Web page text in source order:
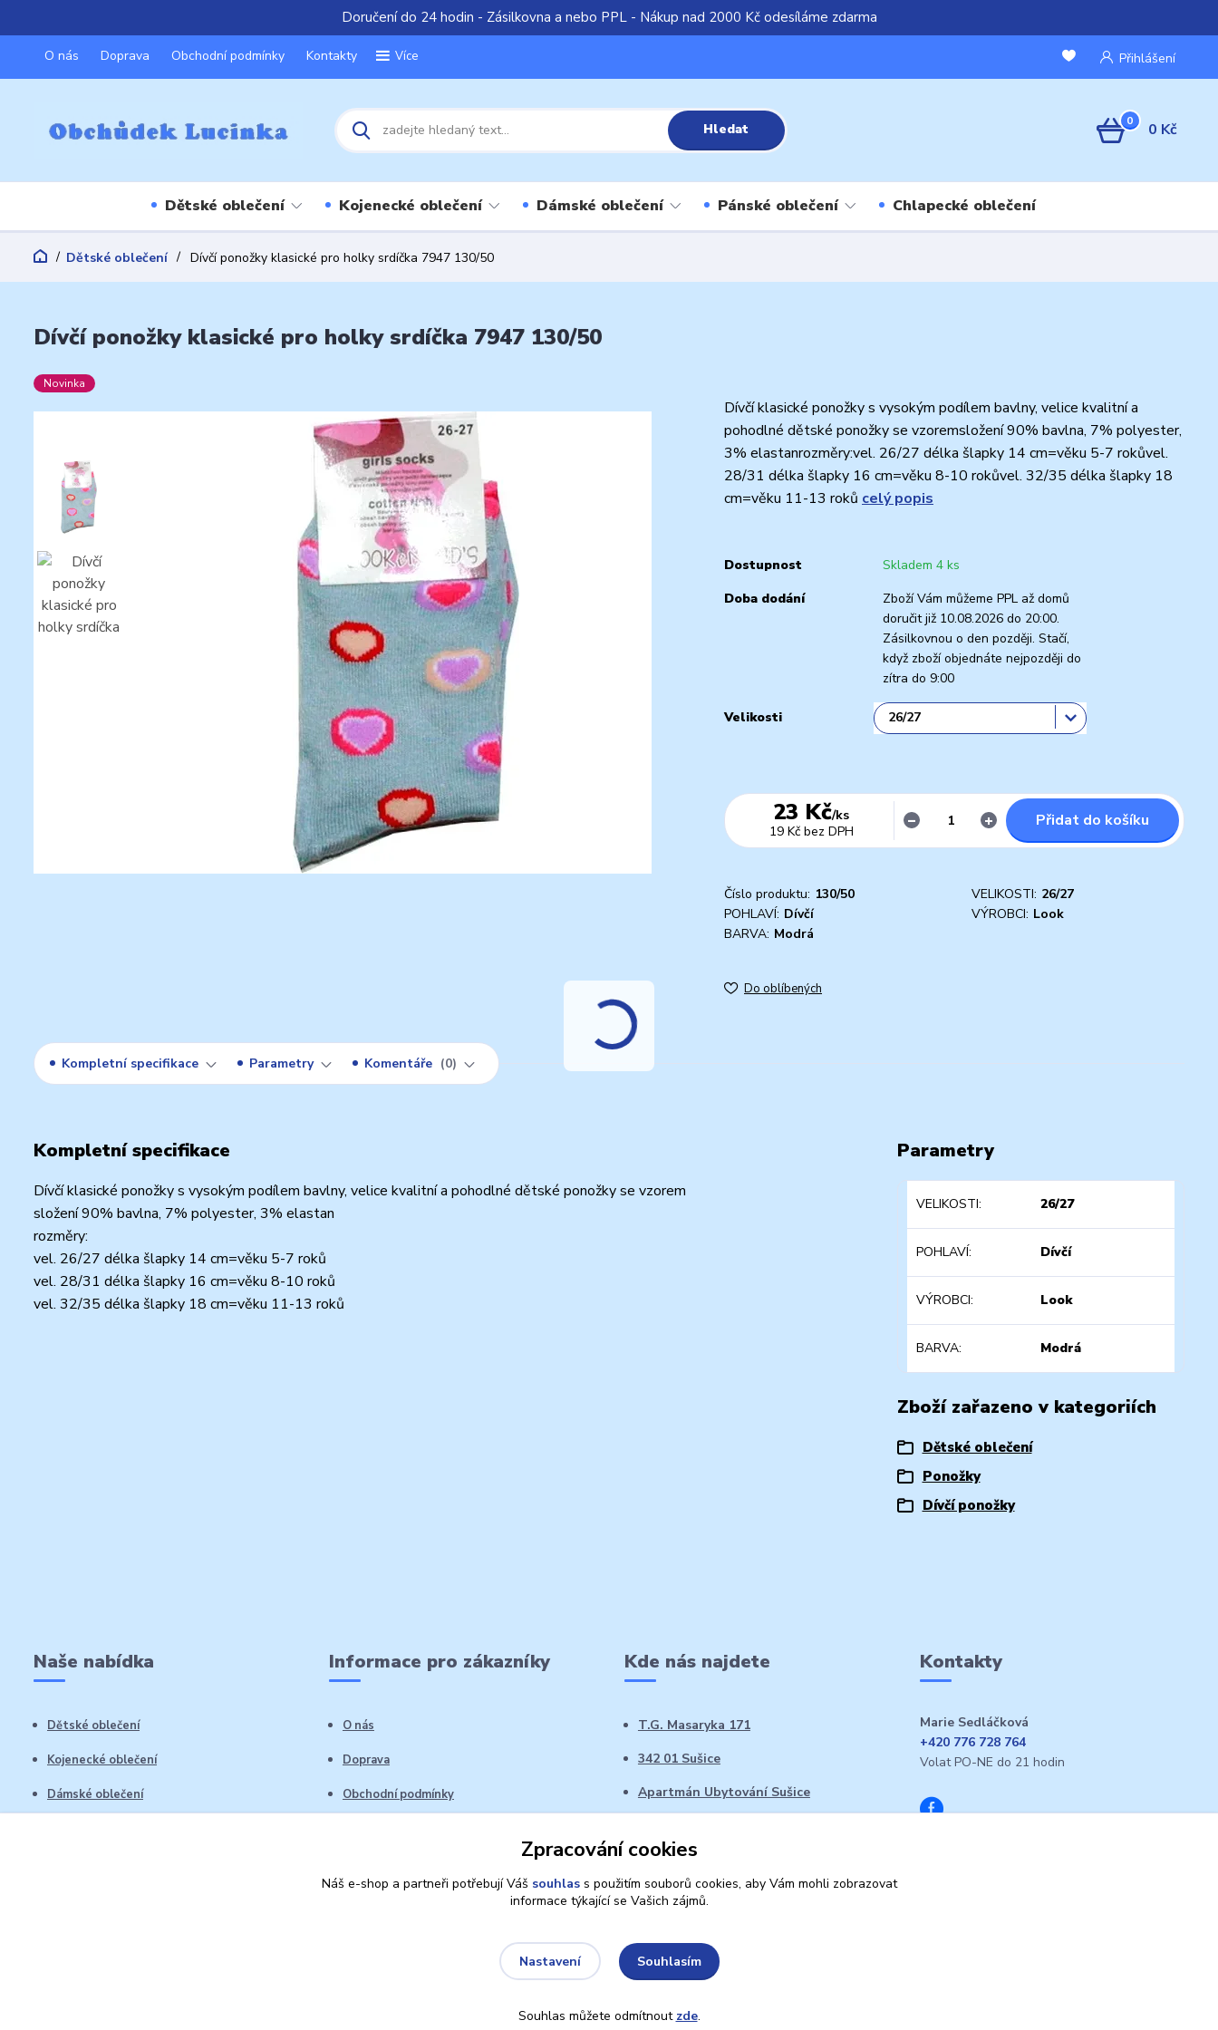
Doručení do 24 hodin - Zásilkovna a nebo PPL - Nákup nad 2000 Kč odesíláme zdarma
O nás Doprava Obchodní podmínky Kontakty Více Přihlášení
Hledat 0 0 Kč
Dětské oblečení Kojenecké oblečení Dámské oblečení Pánské oblečení Chlapecké oblečení
Dětské oblečení Dívčí ponožky klasické pro holky srdíčka 7947 130/50
Dívčí ponožky klasické pro holky srdíčka 7947 130/50
Novinka
Dívčí klasické ponožky s vysokým podílem bavlny, velice kvalitní a
pohodlné dětské ponožky se vzoremsložení 90% bavlna, 7% polyester,
3% elastanrozměry:vel. 26/27 délka šlapky 14 cm=věku 5-7 rokůvel.
28/31 délka šlapky 16 cm=věku 8-10 rokůvel. 32/35 délka šlapky 18
cm=věku 11-13 roků celý popis
Dostupnost
Skladem 4 ks
Doba dodání
Zboží Vám můžeme PPL až domů
doručit již 10.08.2026 do 20:00.
Zásilkovnou o den později. Stačí,
když zboží objednáte nejpozději do
zítra do 9:00
Velikosti
23 Kč/ks
19 Kč bez DPH
Přidat do košíku
Číslo produktu: 130/50 VELIKOSTI: 26/27
POHLAVÍ: Dívčí VÝROBCI: Look
BARVA: Modrá
Do oblíbených
Kompletní specifikace Parametry Komentáře 0
Kompletní specifikace
Dívčí klasické ponožky s vysokým podílem bavlny, velice kvalitní a pohodlné dětské ponožky se vzorem
složení 90% bavlna, 7% polyester, 3% elastan
rozměry:
vel. 26/27 délka šlapky 14 cm=věku 5-7 roků
vel. 28/31 délka šlapky 16 cm=věku 8-10 roků
vel. 32/35 délka šlapky 18 cm=věku 11-13 roků
Parametry
VELIKOSTI 26/27
POHLAVÍ Dívčí
VÝROBCI Look
BARVA Modrá
Zboží zařazeno v kategoriích
Dětské oblečení
Ponožky
Dívčí ponožky
Naše nabídka
Dětské oblečení
Kojenecké oblečení
Dámské oblečení
Informace pro zákazníky
O nás
Doprava
Obchodní podmínky
Kde nás najdete
T.G. Masaryka 171
342 01 Sušice
Apartmán Ubytování Sušice
Kontakty
Marie Sedláčková
+420 776 728 764
Volat PO-NE do 21 hodin
Zpracování cookies
Náš e-shop a partneři potřebují Váš souhlass použitím souborů cookies, aby Vám mohli zobrazovat
informace týkající se Vašich zájmů.
Nastavení Souhlasím
Souhlas můžete odmítnout zde.